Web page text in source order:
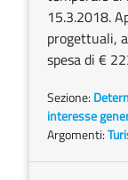
15.3.2018.
progettuali,
spesa di €
Sezione:
interesse
Argomenti: